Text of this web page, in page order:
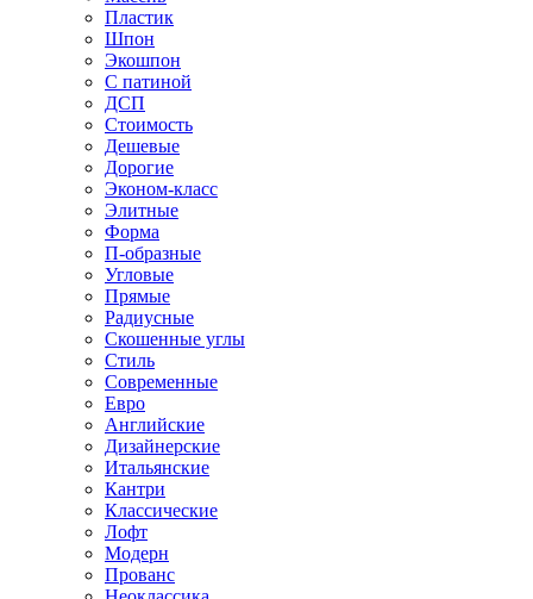
Пластик
Шпон
Экошпон
С патиной
ДСП
Стоимость
Дешевые
Дорогие
Эконом-класс
Элитные
Форма
П-образные
Угловые
Прямые
Радиусные
Скошенные углы
Стиль
Современные
Евро
Английские
Дизайнерские
Итальянские
Кантри
Классические
Лофт
Модерн
Прованс